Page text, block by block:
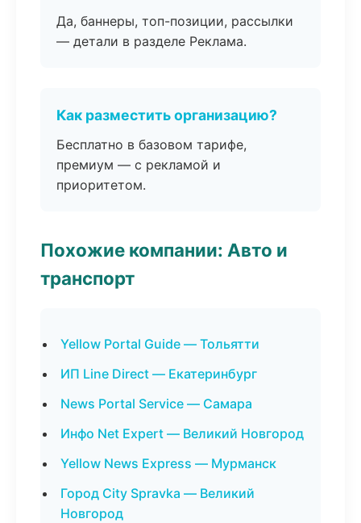
Да, баннеры, топ-позиции, рассылки
— детали в разделе Реклама.
Как разместить организацию?
Бесплатно в базовом тарифе,
премиум — с рекламой и
приоритетом.
Похожие компании: Авто и
транспорт
Yellow Portal Guide — Тольятти
ИП Line Direct — Екатеринбург
News Portal Service — Самара
Инфо Net Expert — Великий Новгород
Yellow News Express — Мурманск
Город City Spravka — Великий
Новгород